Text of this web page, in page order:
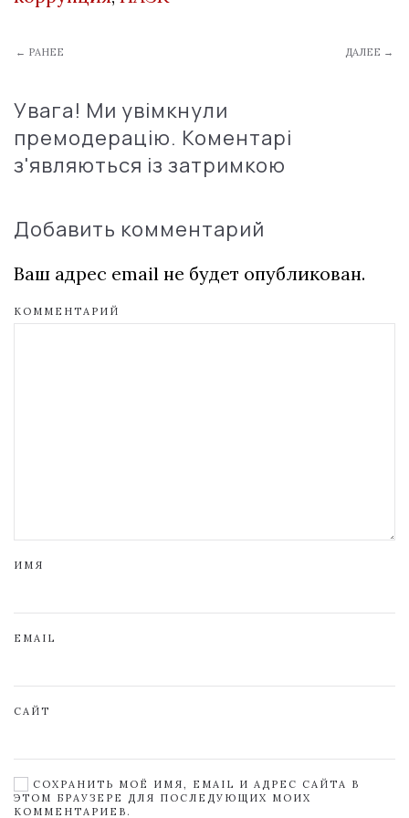
← РАНЕЕ ДАЛЕЕ →
Увага! Ми увімкнули
премодерацію. Коментарі
з'являються із затримкою
Добавить комментарий
Ваш адрес email не будет опубликован.
КОММЕНТАРИЙ
ИМЯ
EMAIL
САЙТ
СОХРАНИТЬ МОЁ ИМЯ, EMAIL И АДРЕС САЙТА В
ЭТОМ БРАУЗЕРЕ ДЛЯ ПОСЛЕДУЮЩИХ МОИХ
КОММЕНТАРИЕВ.